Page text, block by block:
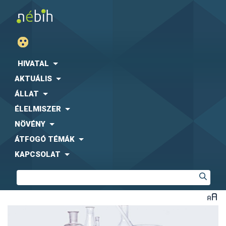
HIVATAL
AKTUÁLIS
ÁLLAT
ÉLELMISZER
NÖVÉNY
ÁTFOGÓ TÉMÁK
KAPCSOLAT